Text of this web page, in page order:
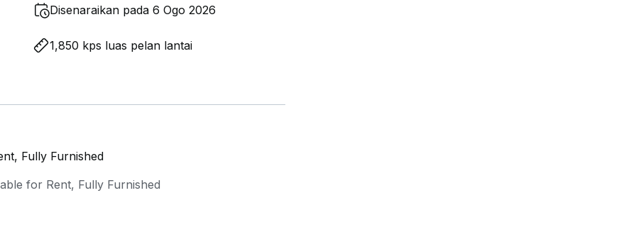
Disenaraikan pada 6 Ogo 2026
1,850 kps luas pelan lantai
Fully Furnished
for Rent, Fully Furnished